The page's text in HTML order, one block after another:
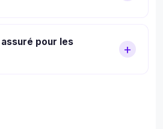
150€.recyclage en filières
est fourni sur
à conserver. Notre
côté soigneusement.
pour les